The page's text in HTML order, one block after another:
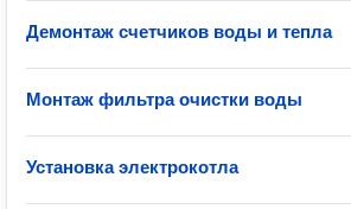
Демонтаж счетчиков воды и тепла
Монтаж фильтра очистки воды
Установка электрокотла